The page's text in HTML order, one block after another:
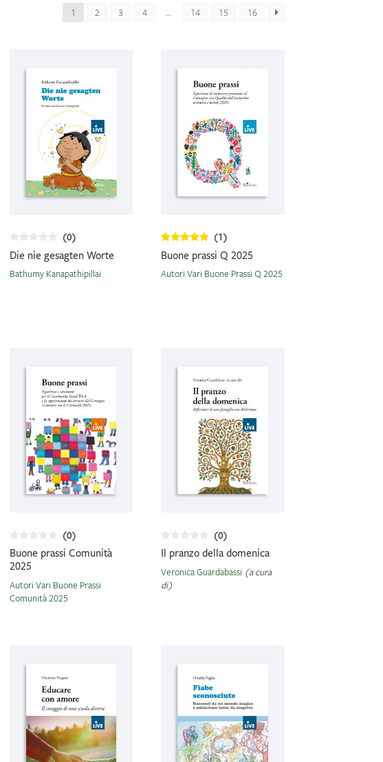
1 2 3 4 … 14 15 16
(0)
Die nie gesagten Worte
Bathumy Kanapathipillai
(1)
Buone prassi Q 2025
Autori Vari Buone Prassi Q 2025
(0)
Buone prassi Comunità
2025
Autori Vari Buone Prassi
Comunità 2025
(0)
Il pranzo della domenica
Veronica Guardabassi (a cura
di)